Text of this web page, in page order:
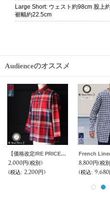
Large Short: ウェスト約98cm 股上
裾幅約22.5cm
Audienceのオススメ
【価格改定/RE PRICE】マドラス大判チェックスタンドスモールカラー シャツジャケット【MADE IN JAPAN】『日本製』/ Upscape Audience
2,000円(税別)
(税込: 2,200円)
8,800円(税
(税込: